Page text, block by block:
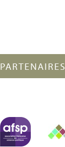
PARTENAIRES